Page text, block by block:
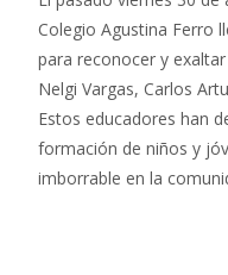
Colegio Agustina Ferro
para reconocer y
Nelgi Vargas, Carlos
Estos educadores han
formación de niños y
imborrable en la